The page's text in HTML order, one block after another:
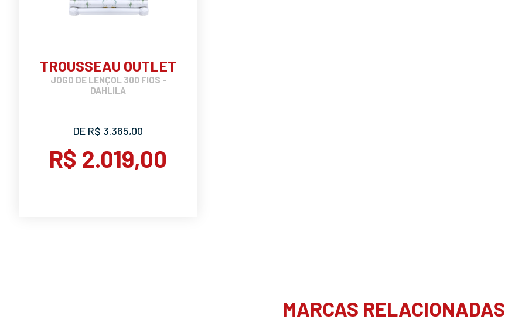
TROUSSEAU OUTLET
JOGO DE LENÇOL 300 FIOS -
DAHLILA
DE R$ 3.365,00
R$ 2.019,00
MARCAS RELACIONADAS